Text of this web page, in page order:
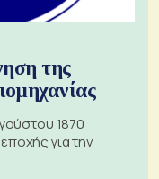
της
1870
για την